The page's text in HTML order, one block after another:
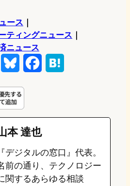
ース ｜
ティングニュース ｜
ニュース
u
e
s
k
e
b
o
o
e
a
本 達也
『デジタルの窓口』代表。
前の通り、テクノロジー
関するあらゆる相談